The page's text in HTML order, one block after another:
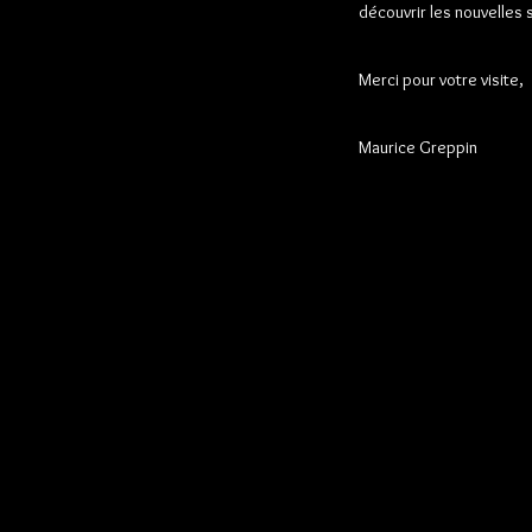
découvrir les nouvelles
Merci pour votre visite,
Maurice Greppin